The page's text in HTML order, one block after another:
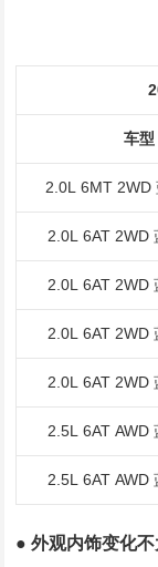
车型
2.0L 6MT 2WD
2.0L 6AT 2WD
2.0L 6AT 2WD
2.0L 6AT 2WD
2.0L 6AT 2WD
2.5L 6AT AWD
2.5L 6AT AWD
● 外观内饰变化不